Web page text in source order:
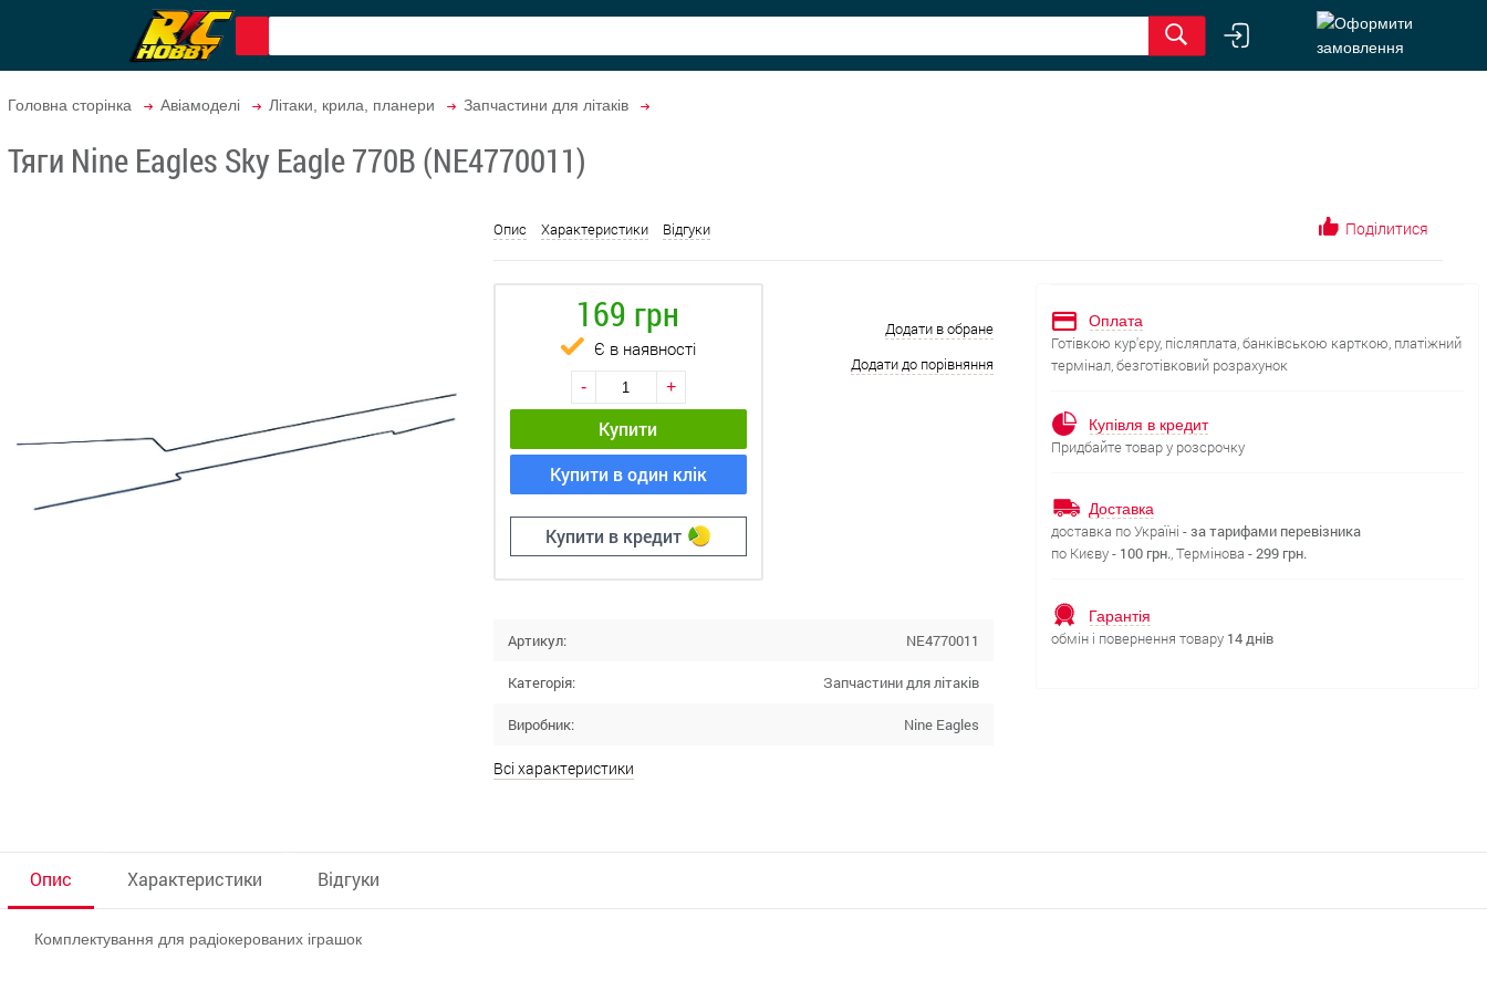
Головна сторінка Авіамоделі Літаки, крила, планери Запчастини для літаків
Тяги Nine Eagles Sky Eagle 770B (NE4770011)
Опис Характеристики Відгуки Поділитися
169 грн
Є в наявності
- +
Купити
Купити в один клік
Купити в кредит
Додати в обране
Додати до порівняння
Артикул: NE4770011
Категорія: Запчастини для літаків
Виробник: Nine Eagles
Всі характеристики
Оплата
Готівкою кур'єру, післяплата, банківською карткою, платіжний
термінал, безготівковий розрахунок
Купівля в кредит
Придбайте товар у розсрочку
Доставка
доставка по Україні -за тарифами перевізника
по Києву - 100 грн., Термінова -299 грн.
Гарантія
обмін і повернення товару 14 днів
Опис
Комплектування для радіокерованих іграшок
Характеристики Відгуки